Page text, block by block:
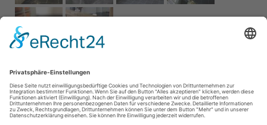
Impressum
AGB
Service